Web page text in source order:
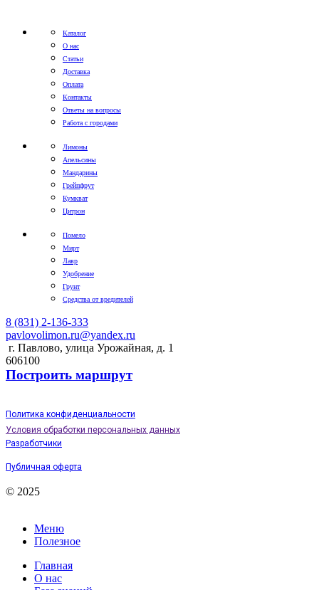
Каталог
О нас
Статьи
Доставка
Оплата
Контакты
Ответы на вопросы
Работа с городами
Лимоны
Апельсины
Мандарины
Грейпфрут
Кумкват
Цитрон
Помело
Мирт
Лавр
Удобрение
Грунт
Средства от вредителей
8 (831) 2-136-333
pavlovolimon.ru@yandex.ru
г. Павлово, улица Урожайная, д. 1
606100
Построить маршрут
Политика конфиденциальности
Условия обработки персональных данных
Разработчики
Публичная оферта
© 2025
Меню
Полезное
Главная
О нас